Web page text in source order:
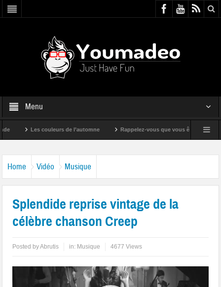
Menu
Les couleurs de l’automne Rappelez-vous que vous êtes super !
Home Vidéo Musique
Splendide reprise vintage de la
célèbre chanson Creep
Posted byAbrutis in: Musique 4677 Views
Lecteur